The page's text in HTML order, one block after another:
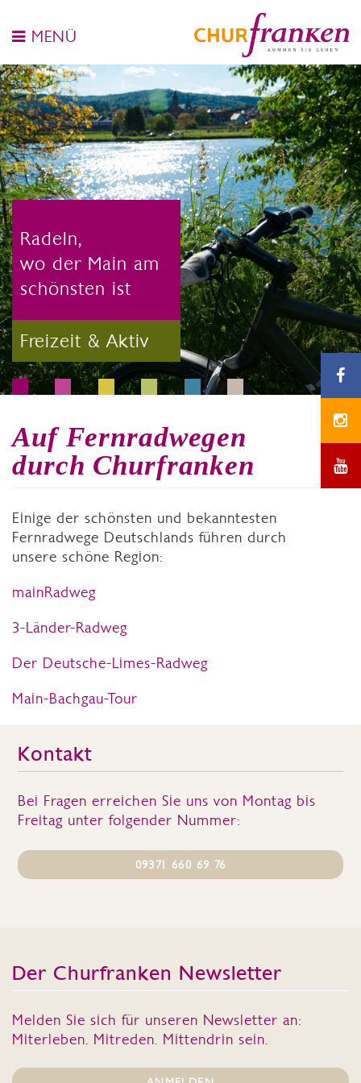
MENÜ
Radeln,
wo der Main am
schönsten ist
Freizeit & Aktiv
Auf Fernradwegen
durch Churfranken
Einige der schönsten und bekanntesten
Fernradwege Deutschlands führen durch
unsere schöne Region:
mainRadweg
3-Länder-Radweg
Der Deutsche-Limes-Radweg
Main-Bachgau-Tour
Kontakt
Bei Fragen erreichen Sie uns von Montag bis
Freitag unter folgender Nummer:
09371 660 69 76
Der Churfranken Newsletter
Melden Sie sich für unseren Newsletter an:
Miterleben. Mitreden. Mittendrin sein.